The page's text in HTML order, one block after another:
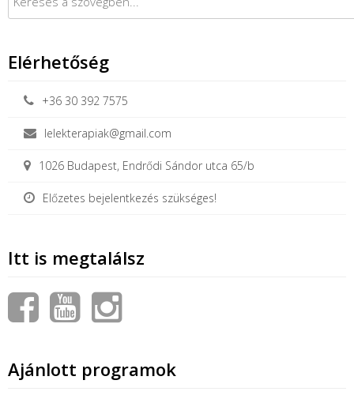
Elérhetőség
+36 30 392 7575
lelekterapiak@gmail.com
1026 Budapest, Endrődi Sándor utca 65/b
Előzetes bejelentkezés szükséges!
Itt is megtalálsz
Ajánlott programok